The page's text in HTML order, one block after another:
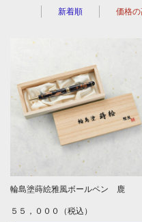
新着順 価格
輪島塗蒔絵雅風ボールペン 鹿
５５，０００（税込）